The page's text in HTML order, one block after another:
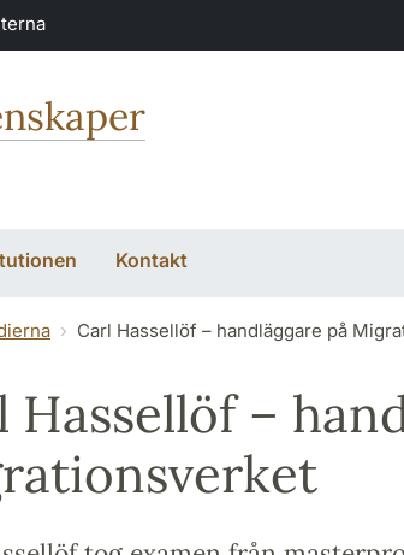
Kontakt
Carl Hassellöf – handläggare på
Hassellöf –